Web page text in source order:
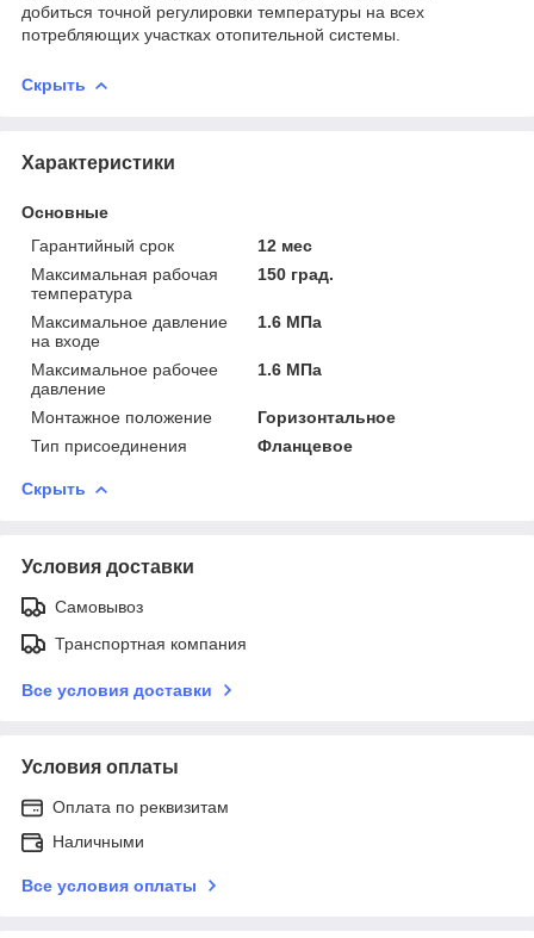
добиться точной регулировки температуры на всех
потребляющих участках отопительной системы.
Скрыть
Характеристики
Основные
Гарантийный срок
12 мес
Максимальная рабочая
температура
150 град.
Максимальное давление
на входе
1.6 МПа
Максимальное рабочее
давление
1.6 МПа
Монтажное положение
Горизонтальное
Тип присоединения
Фланцевое
Скрыть
Условия доставки
Самовывоз
Транспортная компания
Все условия доставки
Условия оплаты
Оплата по реквизитам
Наличными
Все условия оплаты